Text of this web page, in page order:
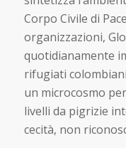
Corpo Civile di
organizzazioni,
quotidianamente
rifugiati
un microcosmo
livelli da pigrizie
cecità, non